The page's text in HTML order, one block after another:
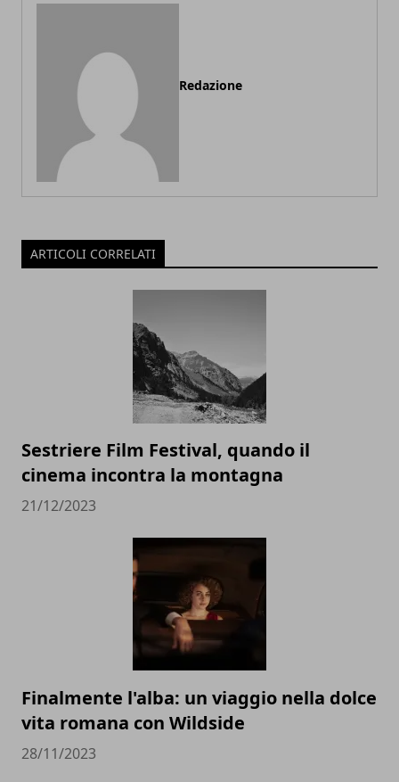
Redazione
ARTICOLI CORRELATI
Sestriere Film Festival, quando il
cinema incontra la montagna
21/12/2023
Finalmente l'alba: un viaggio nella dolce
vita romana con Wildside
28/11/2023